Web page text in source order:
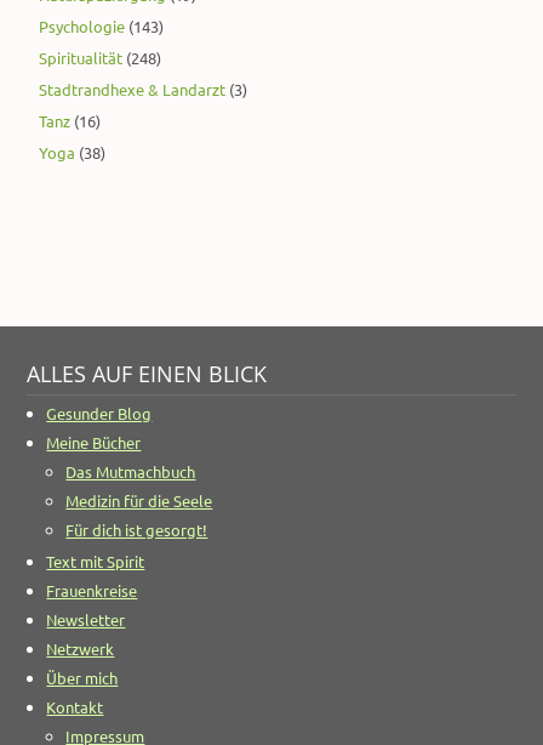
Psychologie (143)
Spiritualität (248)
Stadtrandhexe & Landarzt (3)
Tanz (16)
Yoga (38)
ALLES AUF EINEN BLICK
Gesunder Blog
Meine Bücher
Das Mutmachbuch
Medizin für die Seele
Für dich ist gesorgt!
Text mit Spirit
Frauenkreise
Newsletter
Netzwerk
Über mich
Kontakt
Impressum